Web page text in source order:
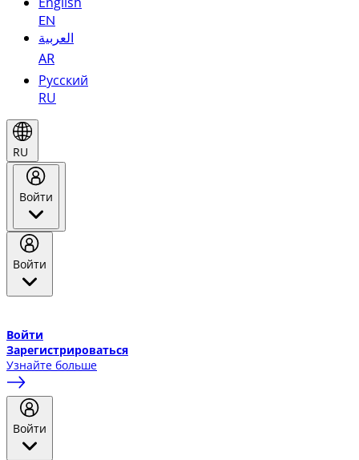
EN
العربية
AR
Русский
RU
RU
Войти
Войти
Войти
Зарегистрироваться
Узнайте больше
Войти